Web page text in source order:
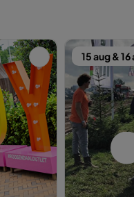
15 aug & 16